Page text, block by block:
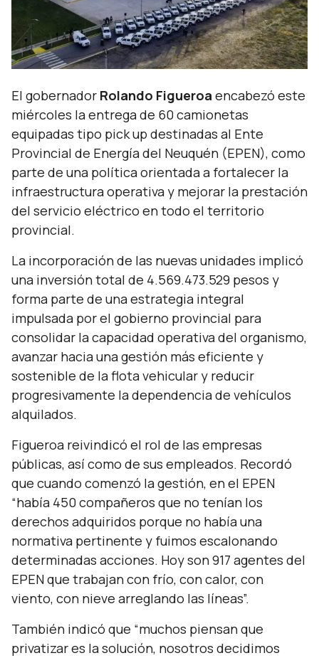
El gobernador Rolando Figueroa encabezó este
miércoles la entrega de 60 camionetas
equipadas tipo pick up destinadas al Ente
Provincial de Energía del Neuquén (EPEN), como
parte de una política orientada a fortalecer la
infraestructura operativa y mejorar la prestación
del servicio eléctrico en todo el territorio
provincial.
La incorporación de las nuevas unidades implicó
una inversión total de 4.569.473.529 pesos y
forma parte de una estrategia integral
impulsada por el gobierno provincial para
consolidar la capacidad operativa del organismo,
avanzar hacia una gestión más eficiente y
sostenible de la flota vehicular y reducir
progresivamente la dependencia de vehículos
alquilados.
Figueroa reivindicó el rol de las empresas
públicas, así como de sus empleados. Recordó
que cuando comenzó la gestión, en el EPEN
“había 450 compañeros que no tenían los
derechos adquiridos porque no había una
normativa pertinente y fuimos escalonando
determinadas acciones. Hoy son 917 agentes del
EPEN que trabajan con frío, con calor, con
viento, con nieve arreglando las líneas”.
También indicó que “muchos piensan que
privatizar es la solución, nosotros decidimos